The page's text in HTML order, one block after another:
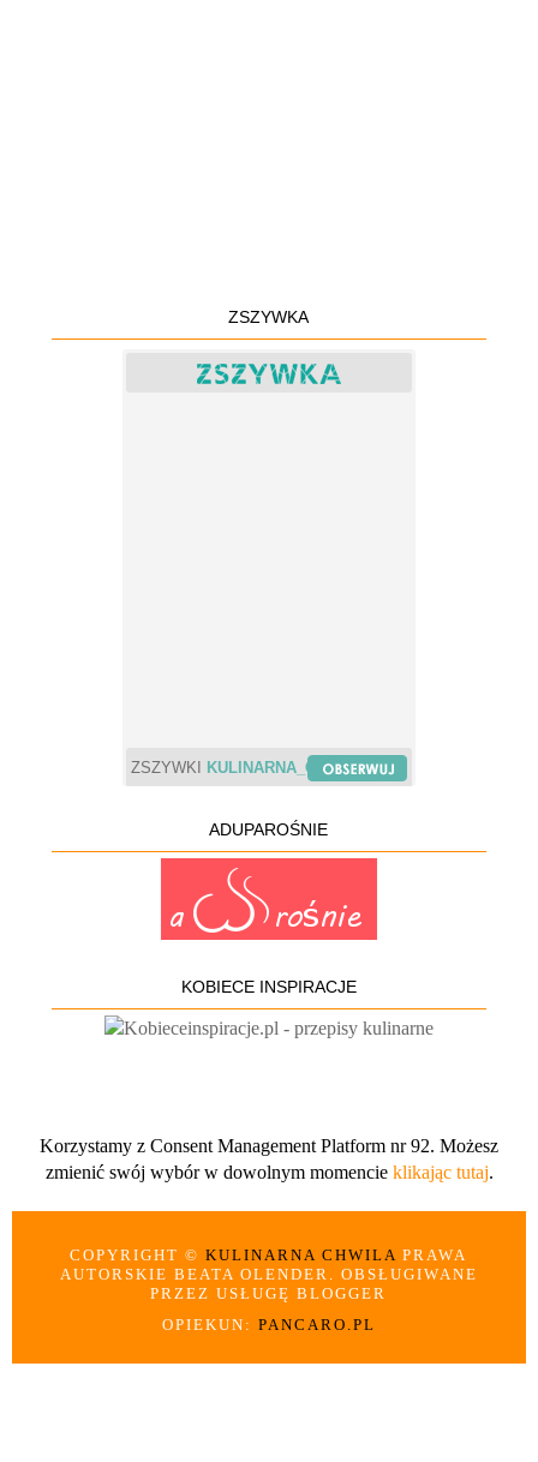
ZSZYWKA
ZSZYWKI KULINARNA_CHWILA
ADUPAROŚNIE
KOBIECE INSPIRACJE
Korzystamy z Consent Management Platform nr 92. Możesz
zmienić swój wybór w dowolnym momencie klikając tutaj.
COPYRIGHT ©KULINARNA CHWILAPRAWA
AUTORSKIE BEATA OLENDER. OBSŁUGIWANE
PRZEZ USŁUGĘ BLOGGER
OPIEKUN: PANCARO.PL